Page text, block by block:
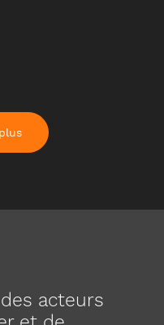
acteurs